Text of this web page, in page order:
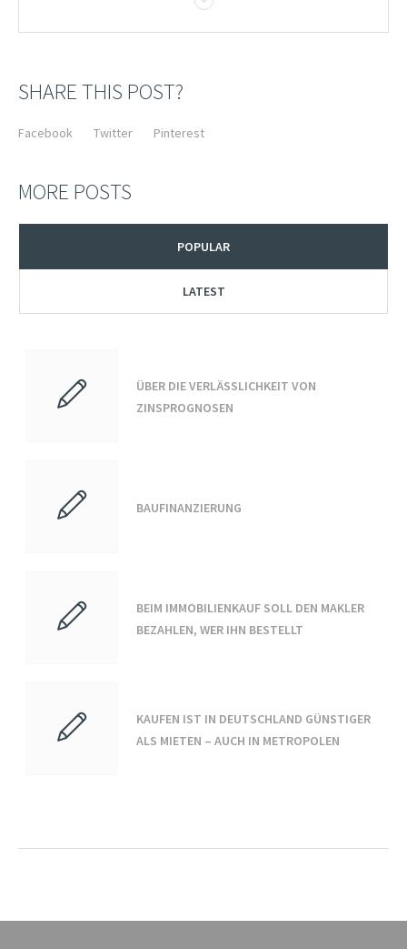
SHARE THIS POST?
Facebook Twitter Pinterest
MORE POSTS
POPULAR
LATEST
ÜBER DIE VERLÄSSLICHKEIT VON
ZINSPROGNOSEN
BAUFINANZIERUNG
BEIM IMMOBILIENKAUF SOLL DEN MAKLER
BEZAHLEN, WER IHN BESTELLT
KAUFEN IST IN DEUTSCHLAND GÜNSTIGER
ALS MIETEN – AUCH IN METROPOLEN